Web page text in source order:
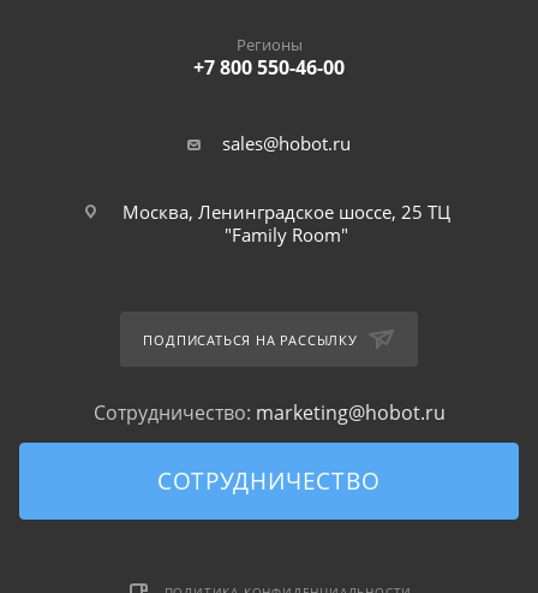
Регионы
+7 800 550-46-00
sales@hobot.ru
Москва, Ленинградское шоссе, 25 ТЦ
"Family Room"
ПОДПИСАТЬСЯ НА РАССЫЛКУ
Сотрудничество: marketing@hobot.ru
СОТРУДНИЧЕСТВО